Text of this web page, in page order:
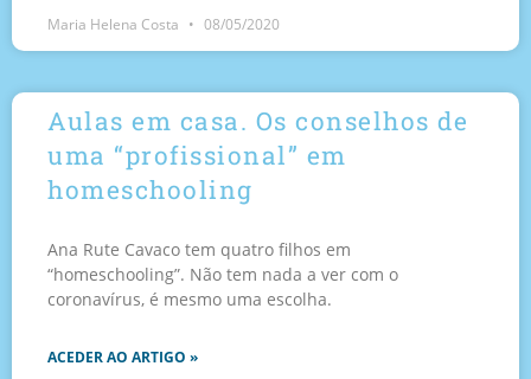
Maria Helena Costa 08/05/2020
Aulas em casa. Os conselhos de
uma “profissional” em
homeschooling
Ana Rute Cavaco tem quatro filhos em
“homeschooling”. Não tem nada a ver com o
coronavírus, é mesmo uma escolha.
ACEDER AO ARTIGO »